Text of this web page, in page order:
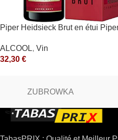
Piper Heidsieck Brut en étui
ALCOOL, Vin
32,30 €
ZUBROWKA